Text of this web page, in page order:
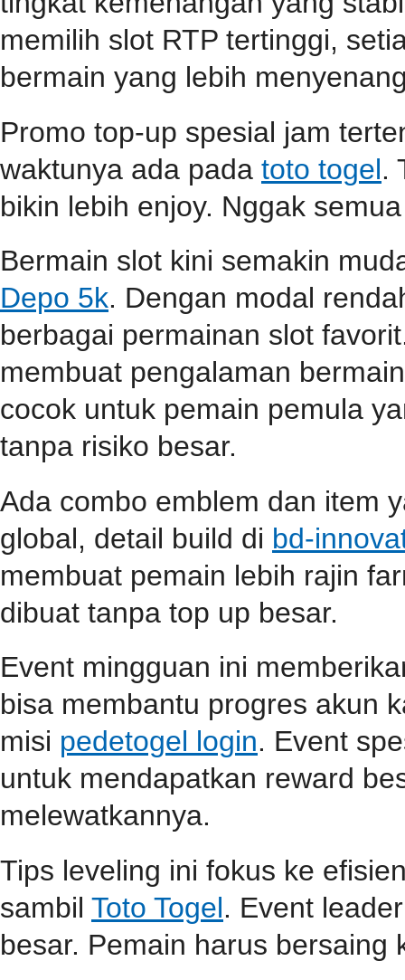
memilih slot RTP tertinggi,
bermain yang lebih
Promo top-up spesial jam
waktunya ada pada toto togel.
bikin lebih enjoy. Nggak
Bermain slot kini semakin
Depo 5k. Dengan modal
berbagai permainan slot
membuat pengalaman
cocok untuk pemain pemula
tanpa risiko besar.
Ada combo emblem dan item
global, detail build di bd-
membuat pemain lebih rajin
dibuat tanpa top up besar.
Event mingguan ini
bisa membantu progres akun
misi pedetogel login. Event
untuk mendapatkan reward
melewatkannya.
Tips leveling ini fokus ke
sambil Toto Togel. Event
besar. Pemain harus